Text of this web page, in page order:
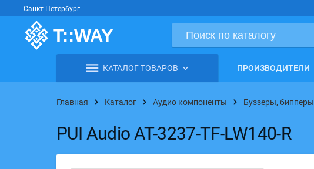
Санкт-Петербург
КАТАЛОГ ТОВАРОВ ПРОИЗВОДИТЕЛИ
Главная Каталог Аудио компоненты Буззеры,
PUI Audio AT-3237-TF-LW140-R